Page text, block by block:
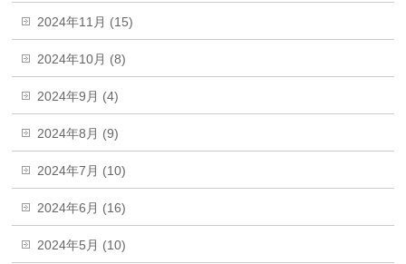
2024年11月 (15)
2024年10月 (8)
2024年9月 (4)
2024年8月 (9)
2024年7月 (10)
2024年6月 (16)
2024年5月 (10)